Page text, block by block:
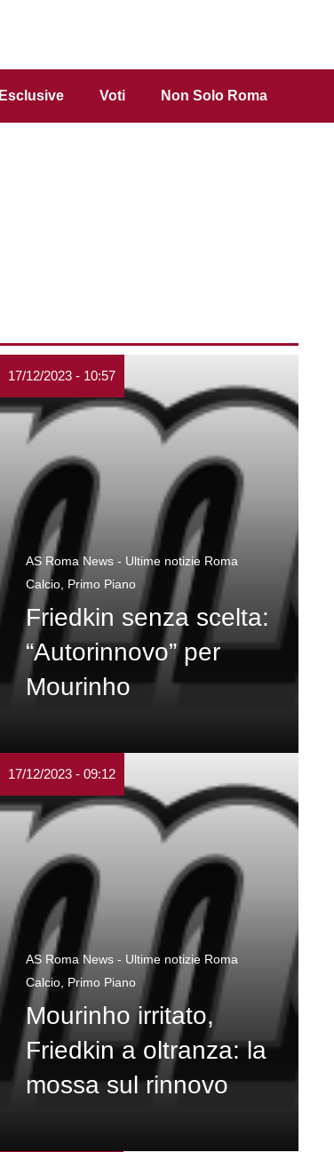
Esclusive Voti Non Solo Roma
17/12/2023 - 10:57
AS Roma News - Ultime notizie Roma
Calcio, Primo Piano
Friedkin senza scelta:
“Autorinnovo” per
Mourinho
17/12/2023 - 09:12
AS Roma News - Ultime notizie Roma
Calcio, Primo Piano
Mourinho irritato,
Friedkin a oltranza: la
mossa sul rinnovo